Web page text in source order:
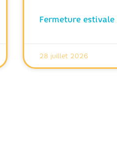
Fermeture estivale
28 juillet 2026